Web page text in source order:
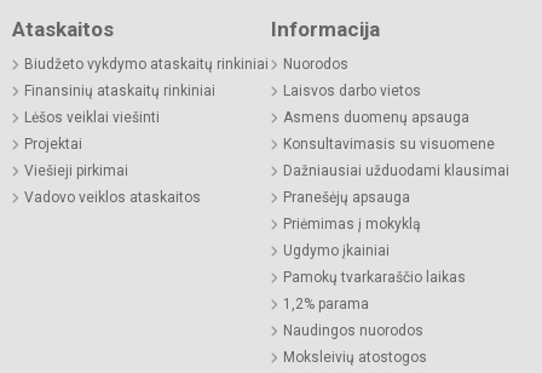
Ataskaitos
Biudžeto vykdymo ataskaitų rinkiniai
Finansinių ataskaitų rinkiniai
Lėšos veiklai viešinti
Projektai
Viešieji pirkimai
Vadovo veiklos ataskaitos
Informacija
Nuorodos
Laisvos darbo vietos
Asmens duomenų apsauga
Konsultavimasis su visuomene
Dažniausiai užduodami klausimai
Pranešėjų apsauga
Priėmimas į mokyklą
Ugdymo įkainiai
Pamokų tvarkaraščio laikas
1,2% parama
Naudingos nuorodos
Moksleivių atostogos